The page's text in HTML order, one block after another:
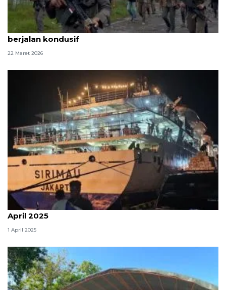
Polri pastikan perayaan Idul Fitri di Papua Tengah
berjalan kondusif
22 Maret 2026
Pelni Timika perkirakan puncak arus balik pada 6
April 2025
1 April 2025